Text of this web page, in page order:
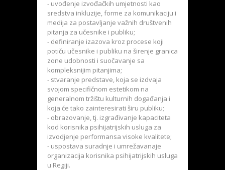
- uvođenje izvođačkih umjetnosti kao
sredstva inkluzije, forme za komunikaciju i
medija za postavljanje važnih društvenih
pitanja za učesnike i publiku;
- definiranje izazova kroz procese koji
potiču učesnike i publiku na širenje granica
zone udobnosti i suočavanje sa
kompleksnijim pitanjima;
- stvaranje predstave, koja se izdvaja
svojom specifičnom estetikom na
generalnom tržištu kulturnih događanja i
koja će tako zainteresirati širu publiku;
- obrazovanje, tj. izgrađivanje kapaciteta
kod korisnika psihijatrijskih usluga za
izvodjenje performansa visoke kvalitete;
- uspostava suradnje i umrežavanaje
organizacija korisnika psihijatrijskih usluga
u Regiji.